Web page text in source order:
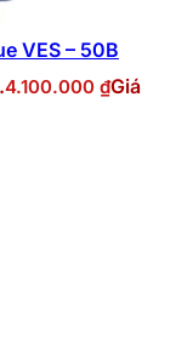
VES – 50B
4.100.000 ₫Giá